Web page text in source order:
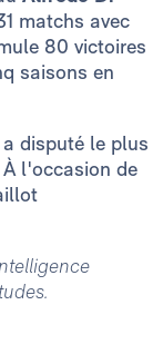
matchs avec
80 victoires
saisons en
disputé le plus
l'occasion de